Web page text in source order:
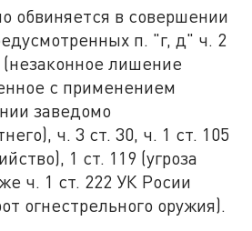
обвиняется в совершении
п. "г, д" ч. 2
(незаконное лишение
с применением
заведомо
ч. 3 ст. 30, ч. 1 ст. 105
1 ст. 119 (угроза
ч. 1 ст. 222 УК Росии
огнестрельного оружия).